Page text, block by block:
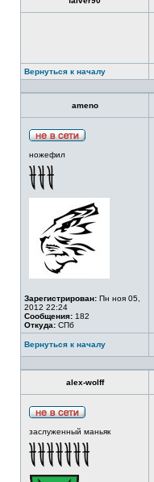
Вернуться к началу
ameno
ножефил
Зарегистрирован: Пн ноя 05,
2012 22:24
Сообщения: 182
Откуда: СПб
Вернуться к началу
alex-wolff
заслуженный маньяк